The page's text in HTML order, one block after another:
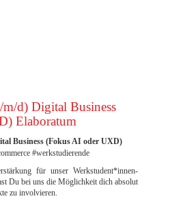
d) Digital Business
Elaboratum
Business (Fokus AI oder UXD)
#werkstudierende
für unser Werkstudent*innen-
Du bei uns die Möglichkeit dich absolut
zu involvieren.